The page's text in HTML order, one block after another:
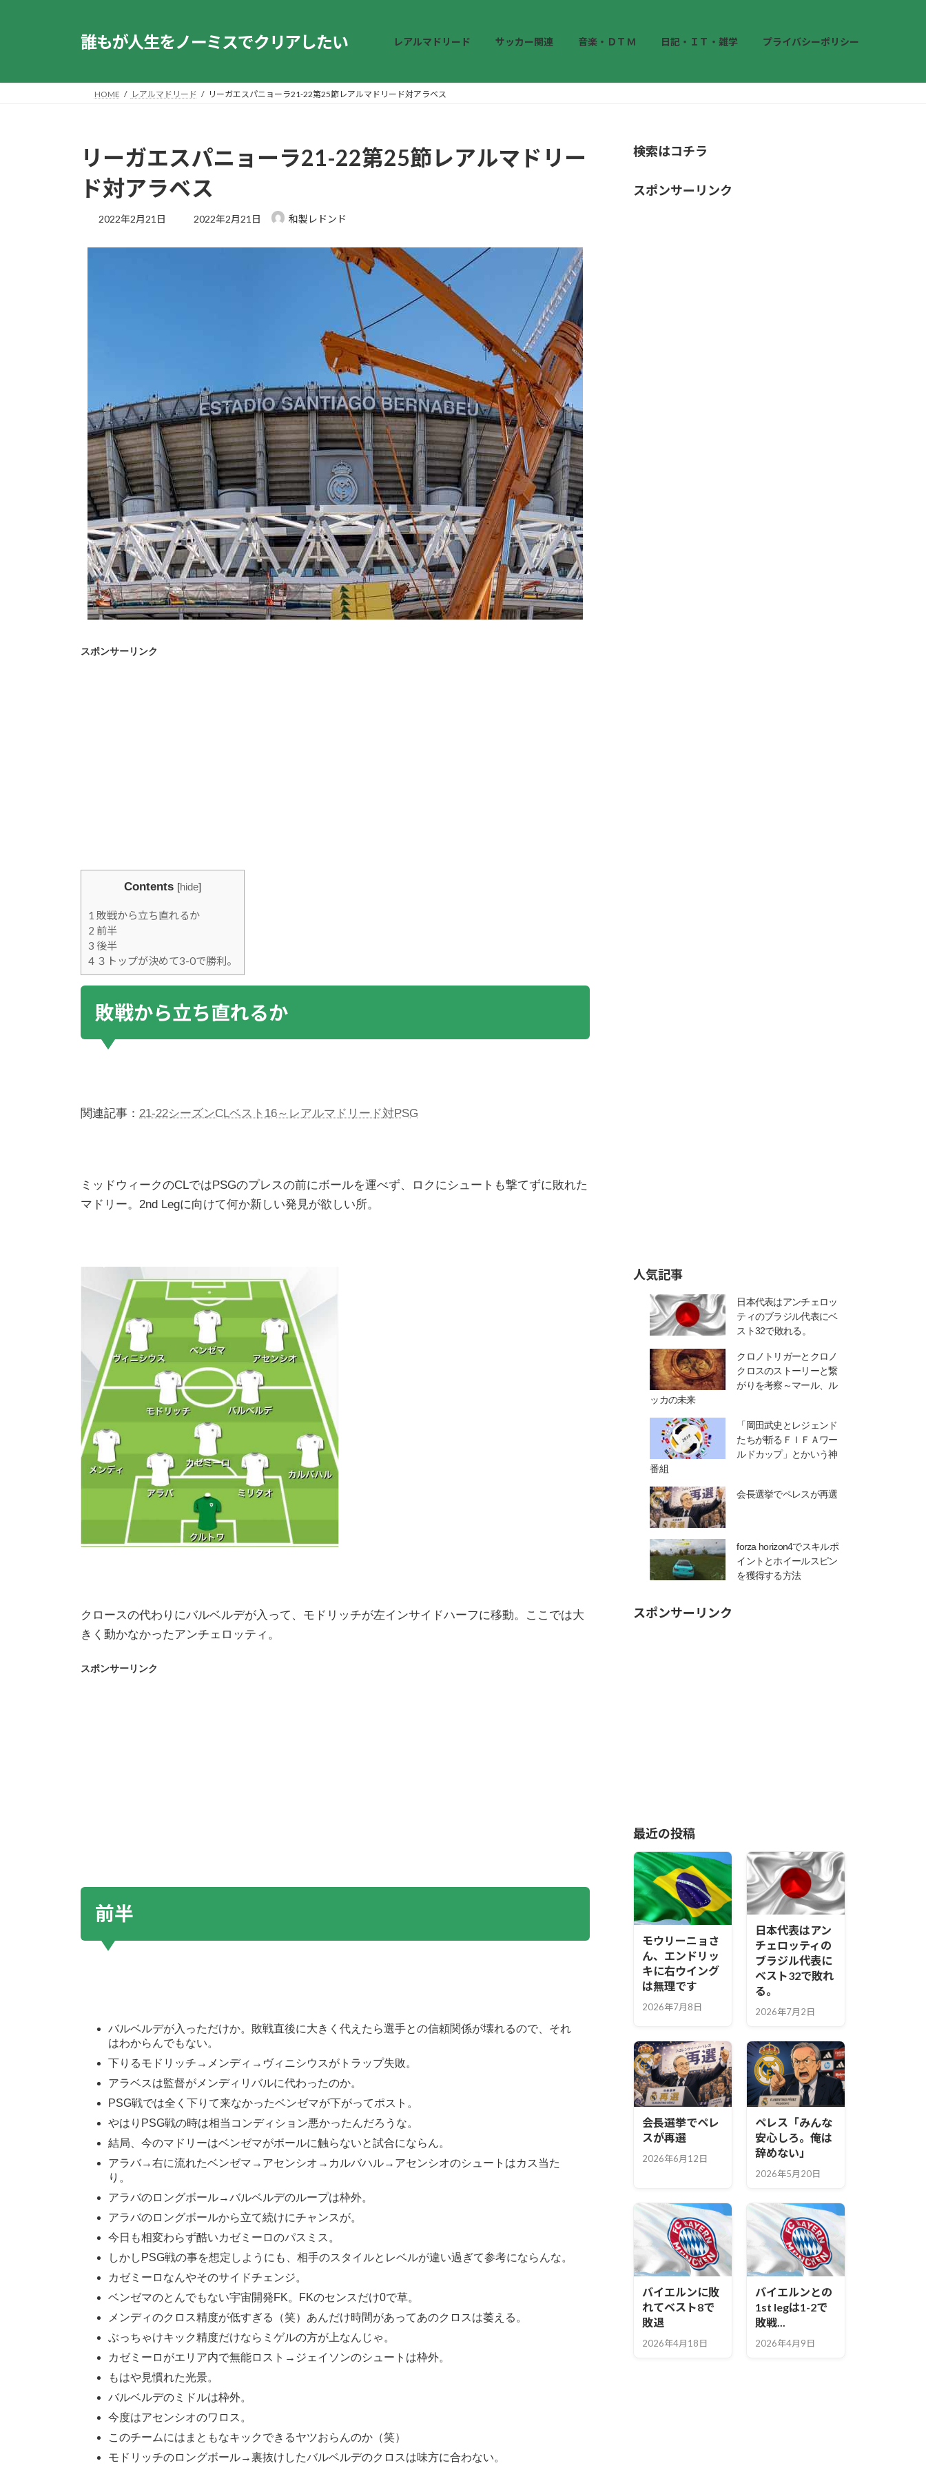
誰もが人生をノーミスでクリアしたい レアルマドリード サッカー関連 音楽・ＤＴＭ 日記・ＩＴ・雑学 プライバシーポリシー
HOME レアルマドリード リーガエスパニョーラ21-22第25節レアルマドリード対アラベス
リーガエスパニョーラ21-22第25節レアルマドリー
ド対アラベス
2022年2月21日
最
2022年2月21日 和製レドンド
スポンサーリンク
Contents [hide]
1 敗戦から立ち直れるか
2 前半
3 後半
4 ３トップが決めて3-0で勝利。
敗戦から立ち直れるか
関連記事： 21-22シーズンCLベスト16～レアルマドリード対PSG
ミッドウィークのCLではPSGのプレスの前にボールを運べず、ロクにシュートも撃てずに敗れた
マドリー。2nd Legに向けて何か新しい発見が欲しい所。
クロースの代わりにバルベルデが入って、モドリッチが左インサイドハーフに移動。ここでは大
きく動かなかったアンチェロッティ。
スポンサーリンク
前半
バルベルデが入っただけか。敗戦直後に大きく代えたら選手との信頼関係が壊れるので、それ
はわからんでもない。
下りるモドリッチ→メンディ→ヴィニシウスがトラップ失敗。
アラベスは監督がメンディリバルに代わったのか。
PSG戦では全く下りて来なかったベンゼマが下がってポスト。
やはりPSG戦の時は相当コンディション悪かったんだろうな。
結局、今のマドリーはベンゼマがボールに触らないと試合にならん。
アラバ→右に流れたベンゼマ→アセンシオ→カルバハル→アセンシオのシュートはカス当た
り。
アラバのロングボール→バルベルデのループは枠外。
アラバのロングボールから立て続けにチャンスが。
今日も相変わらず酷いカゼミーロのパスミス。
しかしPSG戦の事を想定しようにも、相手のスタイルとレベルが違い過ぎて参考にならんな。
カゼミーロなんやそのサイドチェンジ。
ベンゼマのとんでもない宇宙開発FK。FKのセンスだけ0で草。
メンディのクロス精度が低すぎる（笑）あんだけ時間があってあのクロスは萎える。
ぶっちゃけキック精度だけならミゲルの方が上なんじゃ。
カゼミーロがエリア内で無能ロスト→ジェイソンのシュートは枠外。
もはや見慣れた光景。
バルベルデのミドルは枠外。
今度はアセンシオのワロス。
このチームにはまともなキックできるヤツおらんのか（笑）
モドリッチのロングボール→裏抜けしたバルベルデのクロスは味方に合わない。
検索はコチラ
スポンサーリンク
人気記事
日本代表はアンチェロッ
ティのブラジル代表にベ
スト32で敗れる。
クロノトリガーとクロノ
クロスのストーリーと繋
がりを考察～マール、ル
ッカの未来
「岡田武史とレジェンド
たちが斬るＦＩＦＡワー
ルドカップ」とかいう神
番組
会長選挙でペレスが再選
forza horizon4でスキルポ
イントとホイールスピン
を獲得する方法
スポンサーリンク
最近の投稿
モウリーニョさ
ん、エンドリッ
キに右ウイング
は無理です
2026年7月8日
日本代表はアン
チェロッティの
ブラジル代表に
ベスト32で敗れ
る。
2026年7月2日
会長選挙でペレ
スが再選
2026年6月12日
ペレス「みんな
安心しろ。俺は
辞めない」
2026年5月20日
バイエルンに敗
れてベスト8で
敗退
2026年4月18日
バイエルンとの
1st legは1-2で
敗戦...
2026年4月9日